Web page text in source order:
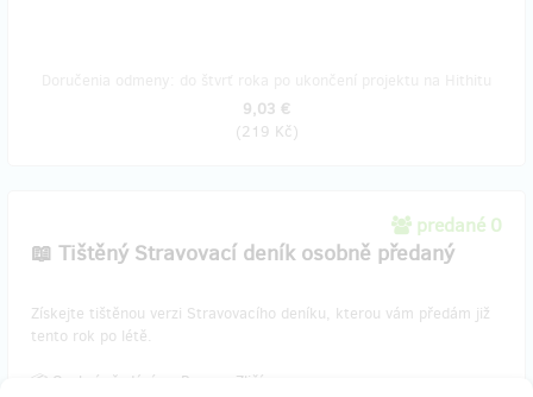
9,03 €
(219 Kč)
predané 0
📖 Tištěný Stravovací deník osobně předaný
​Získejte tištěnou verzi Stravovacího deníku, kterou vám předám již
tento rok po létě.
📦 Osobní předání na Praze - Zličín.